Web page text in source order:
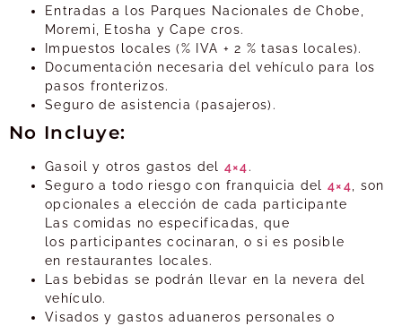
Entradas a los Parques Nacionales de Chobe,
Moremi, Etosha y Cape cros.
Impuestos locales (% IVA + 2 % tasas locales).
Documentación necesaria del vehículo para los
pasos fronterizos.
Seguro de asistencia (pasajeros).
No Incluye:
Gasoil y otros gastos del 4×4.
Seguro a todo riesgo con franquicia del 4×4 , son
opcionales a elección de cada participante
Las comidas no especificadas, que
los participantes cocinaran, o si es posible
en restaurantes locales.
Las bebidas se podrán llevar en la nevera del
vehículo.
Visados y gastos aduaneros personales o